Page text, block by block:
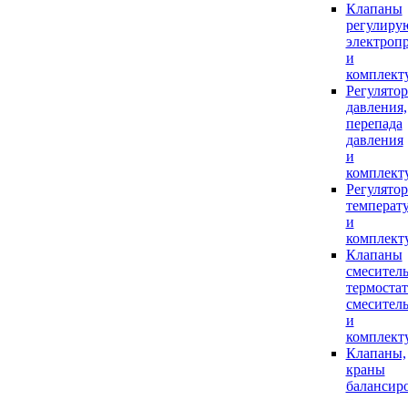
Клапаны
и
давления,
перепада
давления
и
и
Клапаны
и
Клапаны,
краны